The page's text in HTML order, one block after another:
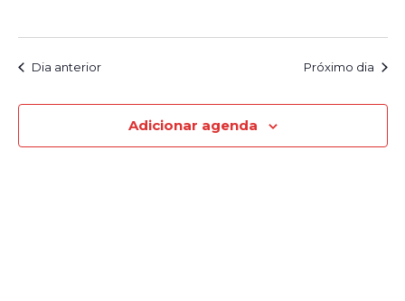
de
Dia anterior Próximo dia
Adicionar agenda